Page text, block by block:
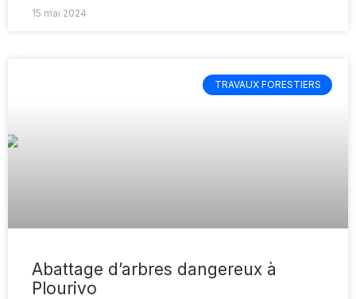
15 mai 2024
TRAVAUX FORESTIERS
Abattage d’arbres dangereux à
Plourivo